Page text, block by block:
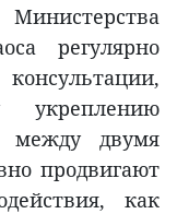
регулярно
укреплению
между двумя
продвигают
как